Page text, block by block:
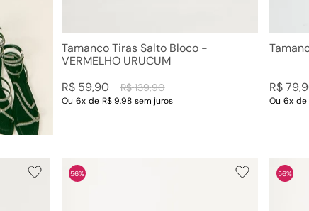
Tamanco Tiras Salto Bloco -
VERMELHO URUCUM
R$ 139,90
R$ 59,90
Ou 6x de R$ 9,98 sem juros
R$79,
Ou 6x de
56% 56%